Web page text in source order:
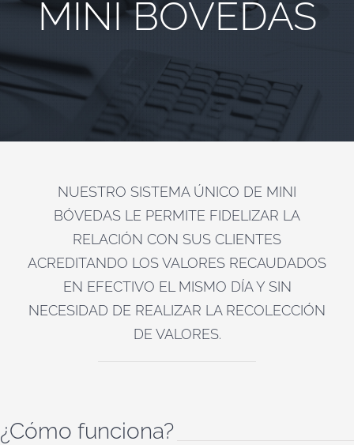
MINI BÓVEDAS
NUESTRO SISTEMA ÚNICO DE MINI
BÓVEDAS LE PERMITE FIDELIZAR LA
RELACIÓN CON SUS CLIENTES
ACREDITANDO LOS VALORES RECAUDADOS
EN EFECTIVO EL MISMO DÍA Y SIN
NECESIDAD DE REALIZAR LA RECOLECCIÓN
DE VALORES.
¿Cómo funciona?